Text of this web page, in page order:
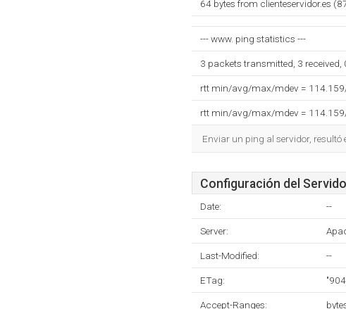
64 bytes from clienteservidor.es
--- www. ping statistics ---
3 packets transmitted, 3
rtt min/avg/max/mdev =
rtt min/avg/max/mdev =
Enviar un ping al servidor, resultó
Configuración del
Date: --
Server:
Last-Modified: --
ETag:
Accept-Ranges: